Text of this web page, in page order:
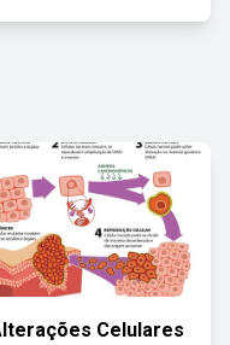
Celulares